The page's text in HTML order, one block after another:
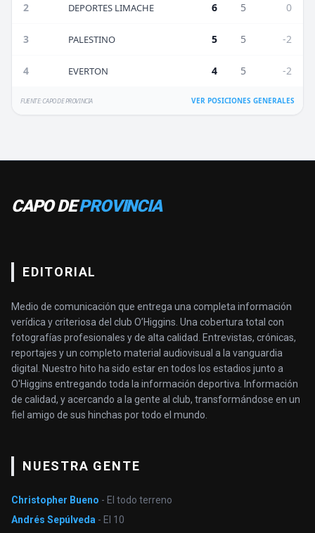
2 DEPORTES LIMACHE 6 5 0
3 PALESTINO 5 5 -2
4 EVERTON 4 5 -2
FUENTE: CAPO DE PROVINCIA VER POSICIONES GENERALES
CAPO DEPROVINCIA
EDITORIAL
Medio de comunicación que entrega una completa información
verídica y criteriosa del club O’Higgins. Una cobertura total con
fotografías profesionales y de alta calidad. Entrevistas, crónicas,
reportajes y un completo material audiovisual a la vanguardia
digital. Nuestro hito ha sido estar en todos los estadios junto a
O'Higgins entregando toda la información deportiva. Información
de calidad, y acercando a la gente al club, transformándose en un
fiel amigo de sus hinchas por todo el mundo.
NUESTRA GENTE
Christopher Bueno - El todo terreno
Andrés Sepúlveda - El 10